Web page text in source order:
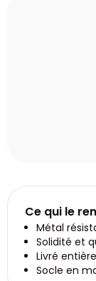
Ce qui le
Métal
Solidité et
Livré
Socle en